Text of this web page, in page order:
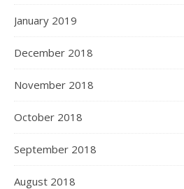
January 2019
December 2018
November 2018
October 2018
September 2018
August 2018